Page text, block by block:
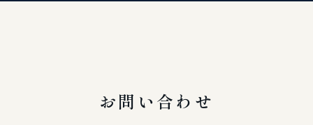
お問い合わせ